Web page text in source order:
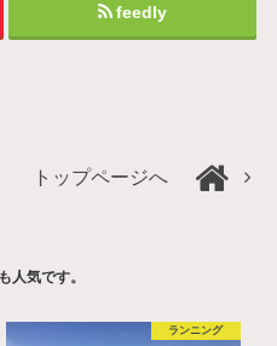
feedly
トップページへ
人気です。
ランニング